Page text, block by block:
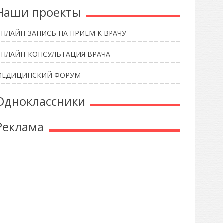
проекты
ЗАПИСЬ НА ПРИЕМ К ВРАЧУ
КОНСУЛЬТАЦИЯ ВРАЧА
ФОРУМ